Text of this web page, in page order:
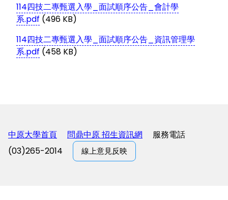
114四技二專甄選入學_面試順序公告_會計學
系.pdf (496 KB)
114四技二專甄選入學_面試順序公告_資訊管理學
系.pdf (458 KB)
中原大學首頁 問鼎中原 招生資訊網
服務電話
(03)265-2014
線上意見反映